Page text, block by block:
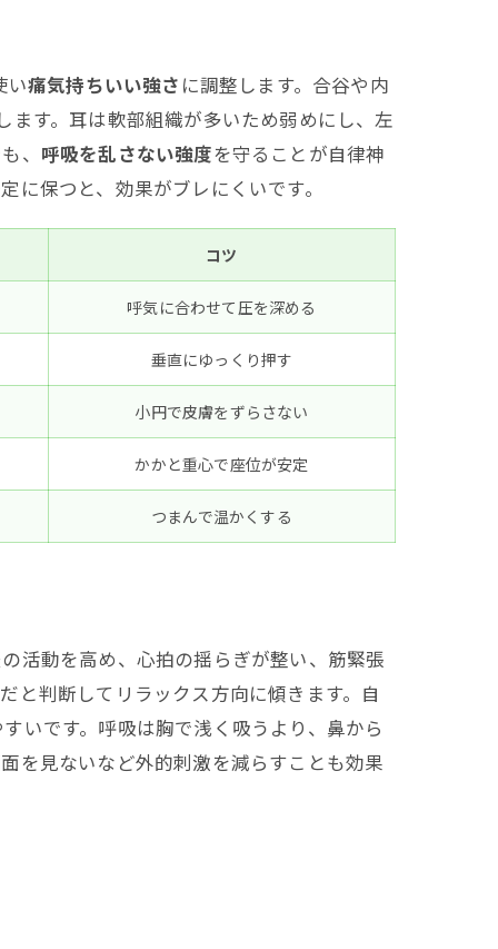
い痛気持ちいい強さ に調整します。合谷や内
す。耳は軟部組織が多いため弱めにし、左
、 呼吸を乱さない強度を守ることが自律神
保つと、効果がブレにくいです。
コツ
呼気に合わせて圧を深める
垂直にゆっくり押す
小円で皮膚をずらさない
かかと重心で座位が安定
つまんで温かくする
活動を高め、心拍の揺らぎが整い、筋緊張
と判断してリラックス方向に傾きます。自
いです。呼吸は胸で浅く吸うより、鼻から
を見ないなど外的刺激を減らすことも効果